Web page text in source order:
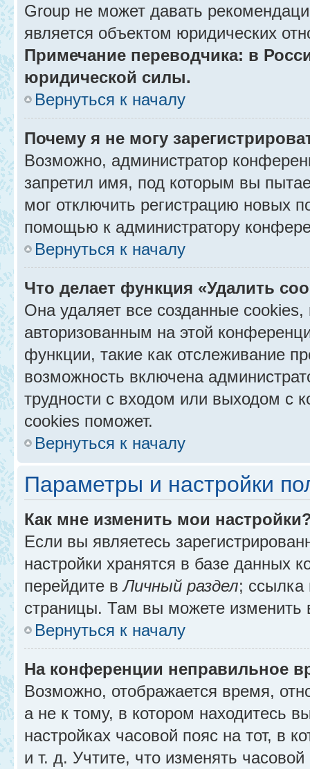
Group не может давать
является объектом юридических
Примечание переводчика: в
юридической силы.
Вернуться к началу
Почему я не могу
Возможно, администратор
запретил имя, под которым вы
мог отключить регистрацию новых
помощью к администратору
Вернуться к началу
Что делает функция «Удалить
Она удаляет все созданные
авторизованным на этой
функции, такие как отслеживание
возможность включена
трудности с входом или выходом с
cookies поможет.
Вернуться к началу
Параметры и настройки
Как мне изменить мои
Если вы являетесь
настройки хранятся в базе данных
перейдите вЛичный раздел; ссылка
страницы. Там вы можете изменить
Вернуться к началу
На конференции неправильное
Возможно, отображается время,
а не к тому, в котором находитесь
настройках часовой пояс на тот, в
и т. д. Учтите, что изменять